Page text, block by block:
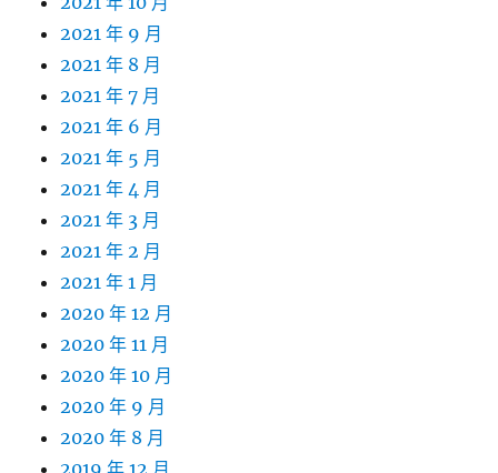
2021 年 9 月
2021 年 8 月
2021 年 7 月
2021 年 6 月
2021 年 5 月
2021 年 4 月
2021 年 3 月
2021 年 2 月
2021 年 1 月
2020 年 12 月
2020 年 11 月
2020 年 10 月
2020 年 9 月
2020 年 8 月